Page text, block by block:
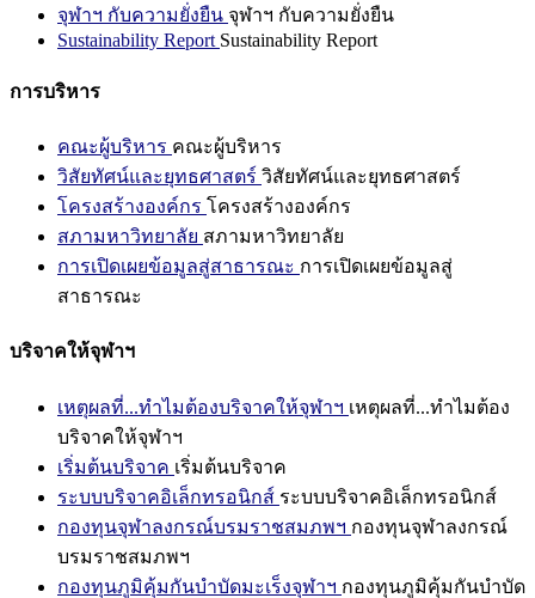
จุฬาฯ กับความยั่งยืน จุฬาฯ กับความยั่งยืน
Sustainability Report Sustainability Report
การบริหาร
คณะผู้บริหาร คณะผู้บริหาร
วิสัยทัศน์และยุทธศาสตร์ วิสัยทัศน์และยุทธศาสตร์
โครงสร้างองค์กร โครงสร้างองค์กร
สภามหาวิทยาลัย สภามหาวิทยาลัย
การเปิดเผยข้อมูลสู่สาธารณะ การเปิดเผยข้อมูลสู่
สาธารณะ
บริจาคให้จุฬาฯ
เหตุผลที่...ทำไมต้องบริจาคให้จุฬาฯ เหตุผลที่...ทำไมต้อง
บริจาคให้จุฬาฯ
เริ่มต้นบริจาค เริ่มต้นบริจาค
ระบบบริจาคอิเล็กทรอนิกส์ ระบบบริจาคอิเล็กทรอนิกส์
กองทุนจุฬาลงกรณ์บรมราชสมภพฯ กองทุนจุฬาลงกรณ์
บรมราชสมภพฯ
กองทุนภูมิคุ้มกันบำบัดมะเร็งจุฬาฯ กองทุนภูมิคุ้มกันบำบัด